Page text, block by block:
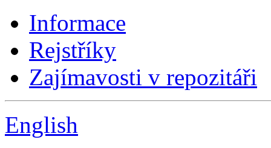
Informace
Rejstříky
Zajímavosti v repozitáři
English